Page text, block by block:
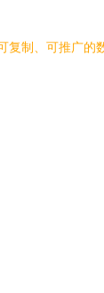
制、可推广